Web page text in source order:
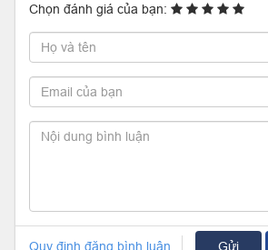
Chọn đánh giá của bạn:
Quy định đăng bình luận Gửi